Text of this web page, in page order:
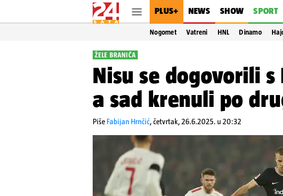
PLUS+ NEWS SHOW SPORT
Nogomet Vatreni HNL Dinamo
ŽELE BRANIČA
Nisu se dogovorili
a sad krenuli po
Piše Fabijan Hrnčić,četvrtak, 26.6.2025. u 20:32